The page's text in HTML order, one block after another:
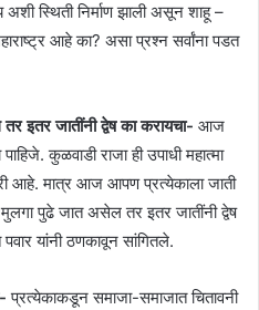
स्थिती निर्माण झाली असून शाहू –
आहे का? असा प्रश्न सर्वांना पडत
इतर जातींनी द्वेष का करायचा- आज
कुळवाडी राजा ही उपाधी महात्मा
आहे. मात्र आज आपण प्रत्येकाला जाती
पुढे जात असेल तर इतर जातींनी द्वेष
यांनी ठणकावून सांगितले.
प्रत्येकाकडून समाजा-समाजात चितावनी